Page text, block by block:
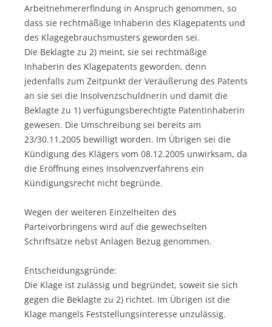
Arbeitnehmererfindung in Anspruch genommen, so
dass sie rechtmäßige Inhaberin des Klagepatents und
des Klagegebrauchsmusters geworden sei.
Die Beklagte zu 2) meint, sie sei rechtmäßige
Inhaberin des Klagepatents geworden, denn
jedenfalls zum Zeitpunkt der Veräußerung des Patents
an sie sei die Insolvenzschuldnerin und damit die
Beklagte zu 1) verfügungsberechtigte Patentinhaberin
gewesen. Die Umschreibung sei bereits am
23/30.11.2005 bewilligt worden. Im Übrigen sei die
Kündigung des Klägers vom 08.12.2005 unwirksam, da
die Eröffnung eines Insolvenzverfahrens ein
Kündigungsrecht nicht begründe.
Wegen der weiteren Einzelheiten des
Parteivorbringens wird auf die gewechselten
Schriftsätze nebst Anlagen Bezug genommen.
Entscheidungsgründe:
Die Klage ist zulässig und begründet, soweit sie sich
gegen die Beklagte zu 2) richtet. Im Übrigen ist die
Klage mangels Feststellungsinteresse unzulässig.